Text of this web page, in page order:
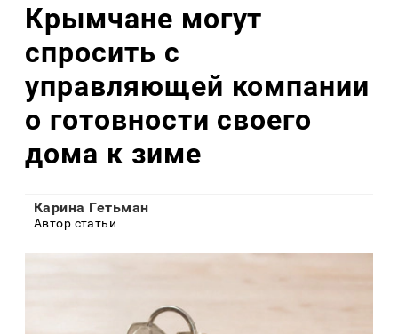
Крымчане могут
спросить с
управляющей компании
о готовности своего
дома к зиме
Карина Гетьман
Автор статьи